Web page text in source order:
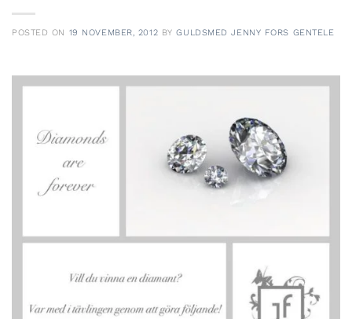
POSTED ON 19 NOVEMBER, 2012 BYGULDSMED JENNY FORS GENTELE